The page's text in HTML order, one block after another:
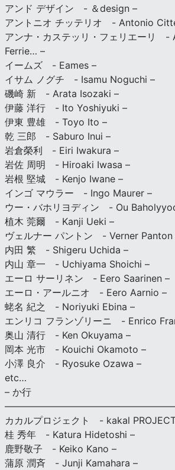
アンド デザイン - ＆design –
アントニオ チッテリオ - Antonio
アンナ・カステッリ・フェリエーリ -
Ferrie… –
イームズ - Eames –
イサム ノグチ - Isamu Noguchi –
磯崎 新 - Arata Isozaki –
伊藤 洋行 - Ito Yoshiyuki –
伊東 豊雄 - Toyo Ito –
乾 三郎 - Saburo Inui –
岩倉榮利 - Eiri Iwakura –
岩佐 周明 - Hiroaki Iwasa –
岩根 堅城 - Kenjo Iwane –
インゴ マウラー - Ingo Maurer –
ウー・バホリヨディン - Ou
植木 莞爾 - Kanji Ueki –
ヴェルナー パントン - Verner Panton
内田 繁 - Shigeru Uchida –
内山 章一 - Uchiyama Shoichi –
エーロ サーリネン - Eero Saarinen –
エーロ・アールニオ - Eero Aarnio –
蛯名 紀之 - Noriyuki Ebina –
エンリコ フランゾリーニ - Enrico
奥山 清行 - Ken Okuyama –
岡本 光市 - Kouichi Okamoto –
小澤 良介 - Ryosuke Ozawa –
etc…
– か行
カカルプロジェクト - kakal
桂 秀年 - Katura Hidetoshi –
鹿野敬子 - Keiko Kano –
蒲原 潤斉 - Junji Kamahara –